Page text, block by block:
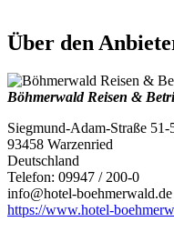
Über den
Böhmerwald Reisen &
Siegmund-Adam-Straße 51-
93458 Warzenried
Deutschland
Telefon: 09947 / 200-0
info@hotel-boehmerwald.de
https://www.hotel-